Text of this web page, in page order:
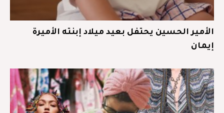
الأمير الحسين يحتفل بعيد ميلاد إبنته الأميرة
إيمان